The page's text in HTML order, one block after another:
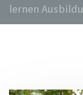
lernen